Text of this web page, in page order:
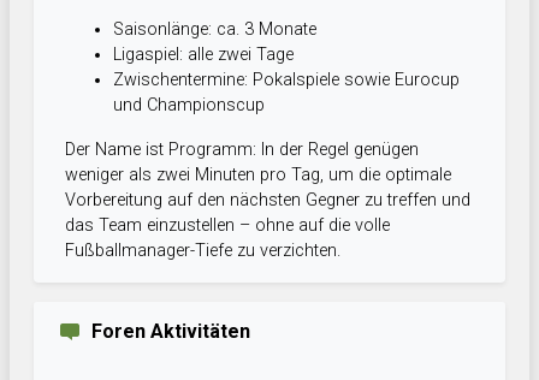
Saisonlänge: ca. 3 Monate
Ligaspiel: alle zwei Tage
Zwischentermine: Pokalspiele sowie Eurocup
und Championscup
Der Name ist Programm: In der Regel genügen
weniger als zwei Minuten pro Tag, um die optimale
Vorbereitung auf den nächsten Gegner zu treffen und
das Team einzustellen – ohne auf die volle
Fußballmanager-Tiefe zu verzichten.
Foren Aktivitäten